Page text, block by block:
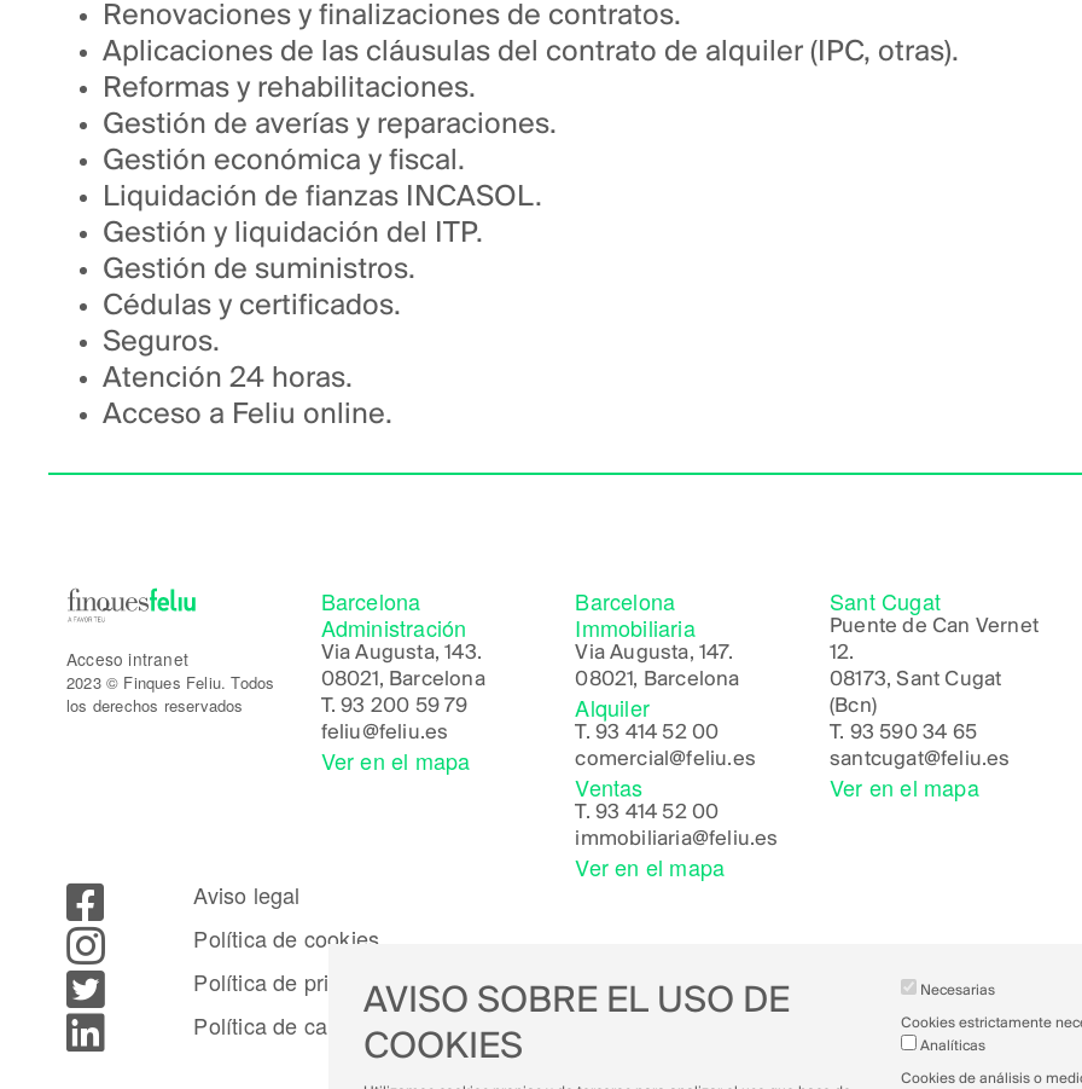
Renovaciones y finalizaciones de contratos.
Aplicaciones de las cláusulas del contrato de alquiler (IPC, otras).
Reformas y rehabilitaciones.
Gestión de averías y reparaciones.
Gestión económica y fiscal.
Liquidación de fianzas INCASOL.
Gestión y liquidación del ITP.
Gestión de suministros.
Cédulas y certificados.
Seguros.
Atención 24 horas.
Acceso a Feliu online.
Acceso intranet
2023 © Finques Feliu. Todos
los derechos reservados
Barcelona
Administración
Via Augusta, 143.
08021, Barcelona
T.93 200 59 79
feliu@feliu.es
Ver en el mapa
Barcelona
Immobiliaria
Via Augusta, 147.
08021, Barcelona
Alquiler
T. 93 414 52 00
comercial@feliu.es
Ventas
T. 93 414 52 00
immobiliaria@feliu.es
Ver en el mapa
Sant Cugat
Puente de Can Vernet
12.
08173, Sant Cugat
(Bcn)
T. 93 590 34 65
santcugat@feliu.es
Ver en el mapa
Aviso legal
Política de cookies
Política de privacidad
Política de calidad
AVISO SOBRE EL USO DE
COOKIES
Necesarias
Cookies estrictamente
Analíticas
Cookies de análisis o